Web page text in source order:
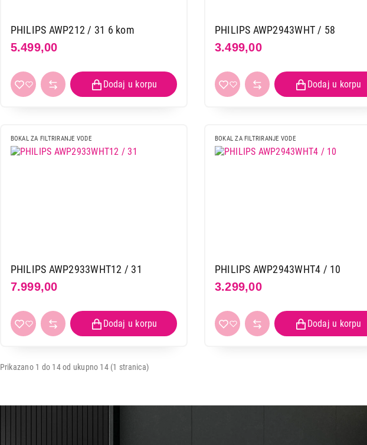
PHILIPS AWP212 / 31 6 kom
5.499,00
PHILIPS AWP2943WHT / 58
3.499,00
BOKAL ZA FILTRIRANJE VODE
PHILIPS AWP2933WHT12 / 31
7.999,00
BOKAL ZA FILTRIRANJE VODE
PHILIPS AWP2943WHT4 / 10
3.299,00
Prikazano 1 do 14 od ukupno 14 (1 stranica)